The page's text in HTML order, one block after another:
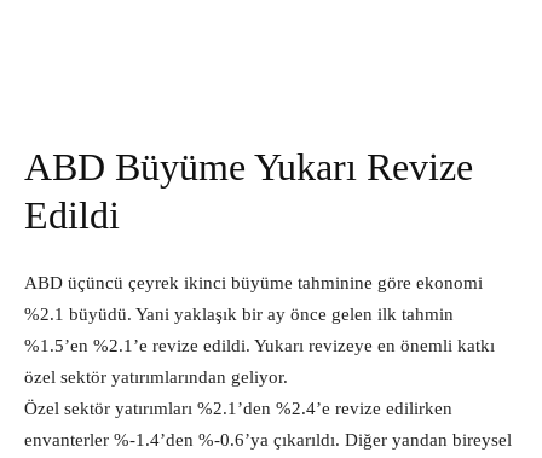
ABD Büyüme Yukarı Revize
Edildi
ABD üçüncü çeyrek ikinci büyüme tahminine göre ekonomi
%2.1 büyüdü. Yani yaklaşık bir ay önce gelen ilk tahmin
%1.5’en %2.1’e revize edildi. Yukarı revizeye en önemli katkı
özel sektör yatırımlarından geliyor.
Özel sektör yatırımları %2.1’den %2.4’e revize edilirken
envanterler %-1.4’den %-0.6’ya çıkarıldı. Diğer yandan bireysel